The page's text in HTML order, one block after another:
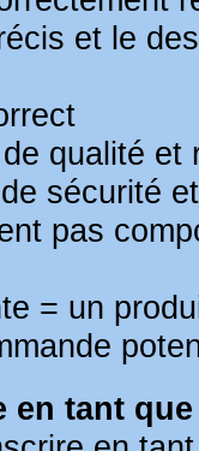
et le
qualité et
sécurité
pas
= un
en tant